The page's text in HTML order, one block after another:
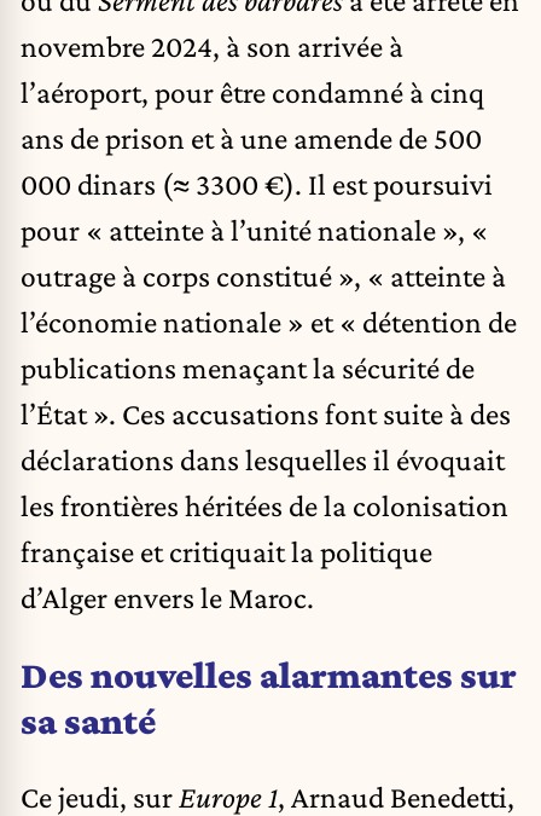
novembre 2024, à son arrivée à
l’aéroport, pour être condamné à cinq
ans de prison et à une amende de 500
000 dinars (≈ 3300 €). Il est poursuivi
pour « atteinte à l’unité nationale », «
outrage à corps constitué », « atteinte à
l’économie nationale » et « détention de
publications menaçant la sécurité de
l’État ». Ces accusations font suite à des
déclarations dans lesquelles il évoquait
les frontières héritées de la colonisation
française et critiquait la politique
d’Alger envers le Maroc.
Des nouvelles alarmantes sur
sa santé
Ce jeudi, sur Europe 1, Arnaud Benedetti,